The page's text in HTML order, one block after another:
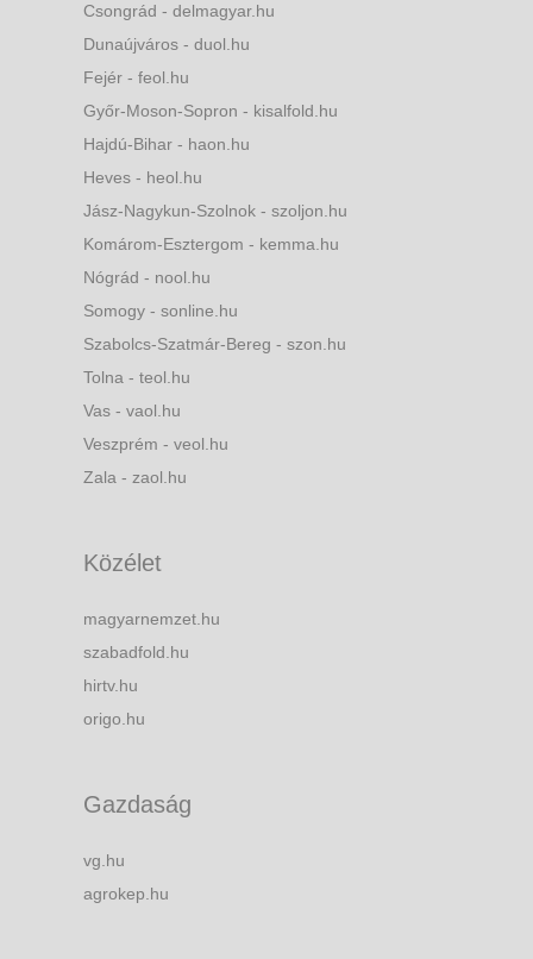
Csongrád - delmagyar.hu
Dunaújváros - duol.hu
Fejér - feol.hu
Győr-Moson-Sopron - kisalfold.hu
Hajdú-Bihar - haon.hu
Heves - heol.hu
Jász-Nagykun-Szolnok - szoljon.hu
Komárom-Esztergom - kemma.hu
Nógrád - nool.hu
Somogy - sonline.hu
Szabolcs-Szatmár-Bereg - szon.hu
Tolna - teol.hu
Vas - vaol.hu
Veszprém - veol.hu
Zala - zaol.hu
Közélet
magyarnemzet.hu
szabadfold.hu
hirtv.hu
origo.hu
Gazdaság
vg.hu
agrokep.hu